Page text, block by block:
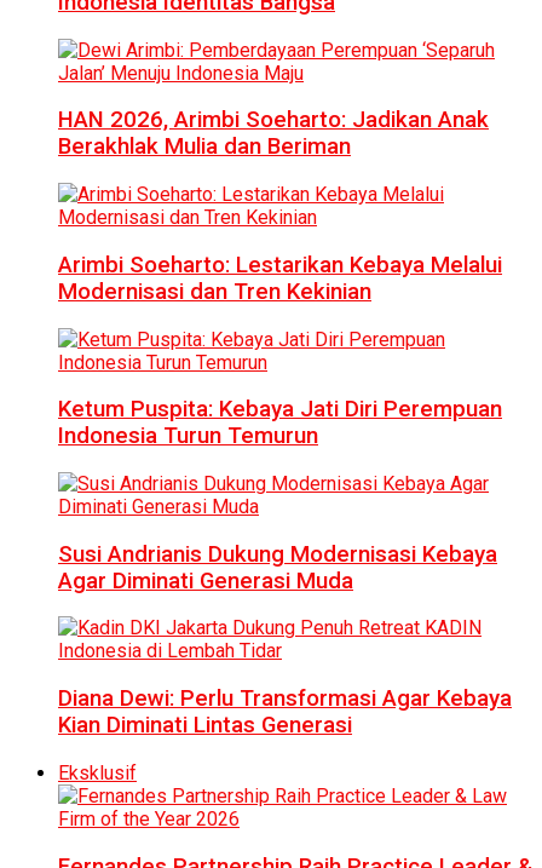
HAN 2026, Arimbi Soeharto: Jadikan Anak
Berakhlak Mulia dan Beriman
Arimbi Soeharto: Lestarikan Kebaya Melalui
Modernisasi dan Tren Kekinian
Ketum Puspita: Kebaya Jati Diri Perempuan
Indonesia Turun Temurun
Susi Andrianis Dukung Modernisasi Kebaya
Agar Diminati Generasi Muda
Diana Dewi: Perlu Transformasi Agar Kebaya
Kian Diminati Lintas Generasi
Eksklusif